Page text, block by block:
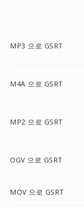
MP3 으로 GSRT
M4A 으로 GSRT
MP2 으로 GSRT
OGV 으로 GSRT
MOV 으로 GSRT